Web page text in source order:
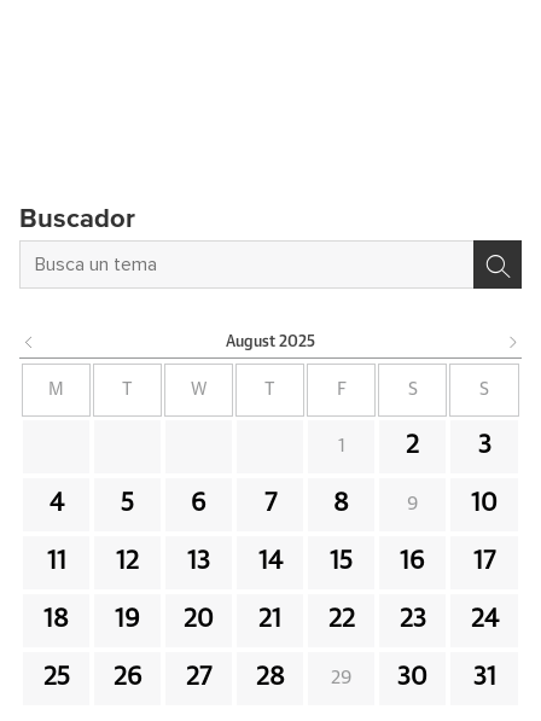
Buscador
August 2025
M W F S S
1 2 3
4 5 6 7 8 9 10
11 12 13 14 15 16 17
18 19 20 21 22 23 24
25 26 27 28 29 30 31